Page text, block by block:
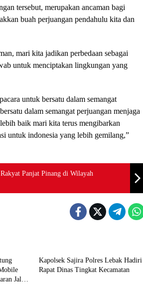
tersebut, merupakan ancaman bagi
buah perjuangan pendahulu kita dan
mari kita jadikan perbedaan sebagai
untuk menciptakan lingkungan yang
untuk bersatu dalam semangat
dalam semangat perjuangan menjaga
baik mari kita terus mengibarkan
untuk indonesia yang lebih gemilang,”
Panjat Pinang di Wilayah
Jalan
Kapolsek Sajira Polres Lebak Hadiri
Rapat Dinas Tingkat Kecamatan